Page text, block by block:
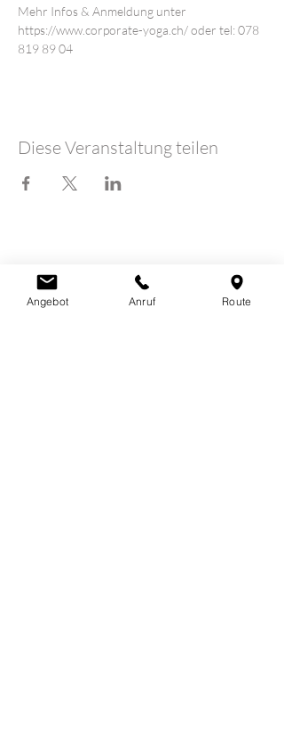
Mehr Infos & Anmeldung unter
https://www.corporate-yoga.ch/ oder tel: 078
819 89 04
Diese Veranstaltung teilen
Claudia Schutz
Sandweg 7
Angebot Anruf Route